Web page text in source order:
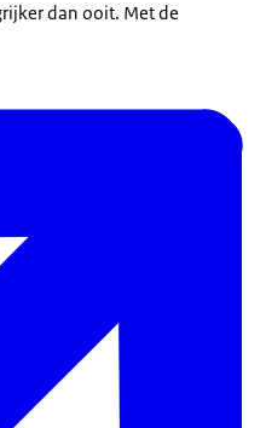
dan ooit. Met de